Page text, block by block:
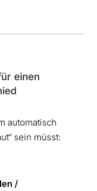
einen
automatisch
sein müsst:
/